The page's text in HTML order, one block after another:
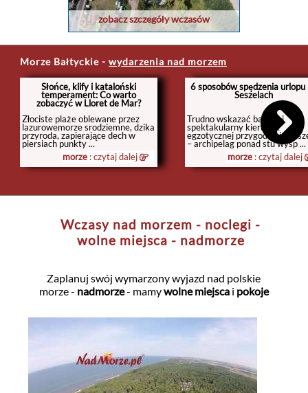
zobacz szczegóły wczasów
Morze Bałtyckie - wydarzenia nad morzem
Słońce, klify i kataloński
temperament: Co warto
zobaczyć w Lloret de Mar?
Złociste plaże oblewane przez
lazurowemorze srodziemne, dzika
przyroda, zapierające dech w
piersiach punkty ...
morze : czytaj dalej
6 sposobów spędzenia urlopu
Seszelach
Trudno wskazać bardziej
spektakularny kierunek
egzotycznej przygody niż
– archipelag ponad stu wysp ...
morze : czytaj dalej
Wczasy nad morzem - noclegi -
wolne miejsca - nadmorze
Zaplanuj swój wymarzony wyjazd nad polskie
morze - nadmorze- mamywolne miejscai pokoje